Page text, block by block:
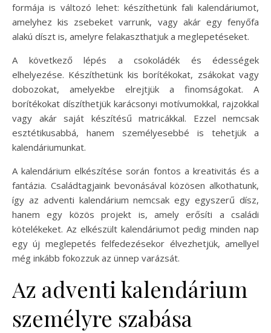
formája is változó lehet: készíthetünk fali kalendáriumot,
amelyhez kis zsebeket varrunk, vagy akár egy fenyőfa
alakú díszt is, amelyre felakaszthatjuk a meglepetéseket.
A következő lépés a csokoládék és édességek
elhelyezése. Készíthetünk kis borítékokat, zsákokat vagy
dobozokat, amelyekbe elrejtjük a finomságokat. A
borítékokat díszíthetjük karácsonyi motívumokkal, rajzokkal
vagy akár saját készítésű matricákkal. Ezzel nemcsak
esztétikusabbá, hanem személyesebbé is tehetjük a
kalendáriumunkat.
A kalendárium elkészítése során fontos a kreativitás és a
fantázia. Családtagjaink bevonásával közösen alkothatunk,
így az adventi kalendárium nemcsak egy egyszerű dísz,
hanem egy közös projekt is, amely erősíti a családi
kötelékeket. Az elkészült kalendáriumot pedig minden nap
egy új meglepetés felfedezésekor élvezhetjük, amellyel
még inkább fokozzuk az ünnep varázsát.
Az adventi kalendárium
személyre szabása